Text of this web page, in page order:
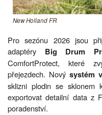
New Holland FR
Pro sezónu 2026 jsou
adaptéry Big Drum
ComfortProtect, které
přejezdech. Nový systém
sklizni plodin se sklonem
exportovat detailní data z
poradenství.